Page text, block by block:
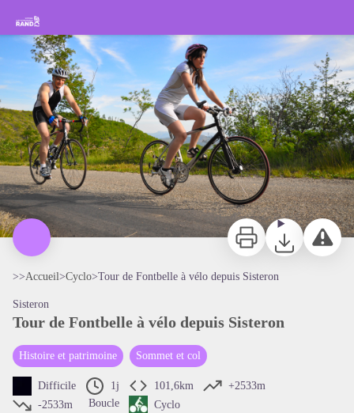
Rando Sisteron Buëch Baronnies Provençales
Voir l'image en plein écran
ImprimerTéléchargerSignaler
>>Accueil>Cyclo>Tour de Fontbelle à vélo depuis Sisteron
Sisteron
Tour de Fontbelle à vélo depuis Sisteron
Histoire et patrimoine Sommet et col
Difficile 1j 101,6km
+2533m
-2533m
Boucle Cyclo